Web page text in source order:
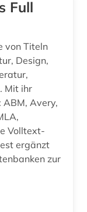
Full
von Titeln
Design,
Mit ihr
Avery,
ergänzt
zur